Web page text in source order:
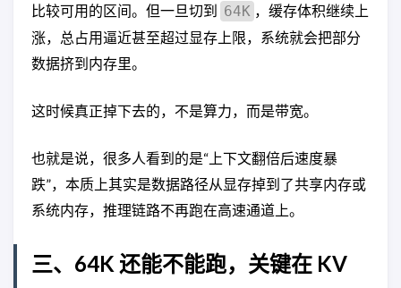
比较可用的区间。但一旦切到 64K ，缓存体积继续上
涨，总占用逼近甚至超过显存上限，系统就会把部分
数据挤到内存里。
这时候真正掉下去的，不是算力，而是带宽。
也就是说，很多人看到的是“上下文翻倍后速度暴
跌”，本质上其实是数据路径从显存掉到了共享内存或
系统内存，推理链路不再跑在高速通道上。
三、64K 还能不能跑，关键在 KV